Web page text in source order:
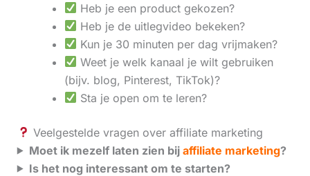
Heb je een product gekozen?
Heb je de uitlegvideo bekeken?
Kun je 30 minuten per dag vrijmaken?
Weet je welk kanaal je wilt gebruiken
(bijv. blog, Pinterest, TikTok)?
Sta je open om te leren?
Veelgestelde vragen over affiliate marketing
Moet ik mezelf laten zien bij affiliate marketing?
Is het nog interessant om te starten?